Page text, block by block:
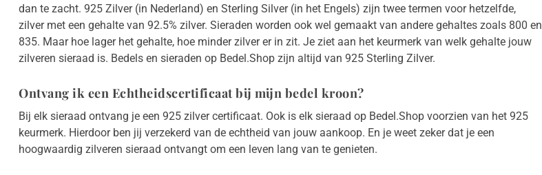
dan te zacht. 925 Zilver (in Nederland) en Sterling Silver (in het Engels) zijn twee termen voor hetzelfde,
zilver met een gehalte van 92.5% zilver. Sieraden worden ook wel gemaakt van andere gehaltes zoals 800 en
835. Maar hoe lager het gehalte, hoe minder zilver er in zit. Je ziet aan het keurmerk van welk gehalte jouw
zilveren sieraad is. Bedels en sieraden op Bedel.Shop zijn altijd van 925 Sterling Zilver.
Ontvang ik een Echtheidscertificaat bij mijn bedel kroon?
Bij elk sieraad ontvang je een 925 zilver certificaat. Ook is elk sieraad op Bedel.Shop voorzien van het 925
keurmerk. Hierdoor ben jij verzekerd van de echtheid van jouw aankoop. En je weet zeker dat je een
hoogwaardig zilveren sieraad ontvangt om een leven lang van te genieten.